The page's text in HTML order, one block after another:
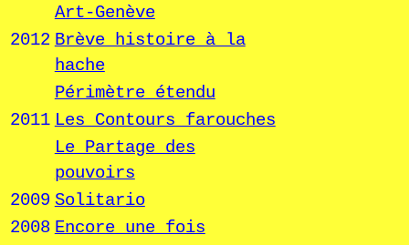
Art-Genève
2012 Brève histoire à la
hache
Périmètre étendu
2011 Les Contours farouches
Le Partage des
pouvoirs
2009 Solitario
2008 Encore une fois